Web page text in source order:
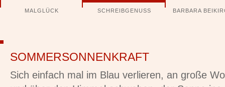
überspringenMALGLÜCK SCHREIBGENUSS BARBARA
SOMMERSONNENKRAFT
Sich einfach mal im Blau verlieren, an große